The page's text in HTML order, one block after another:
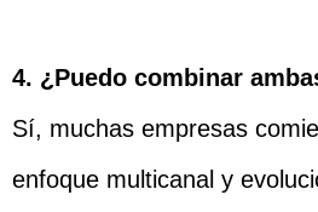
4. ¿Puedo combinar
Sí, muchas empresas
enfoque multicanal y